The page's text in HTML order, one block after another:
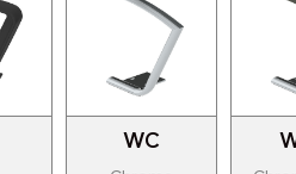
WC